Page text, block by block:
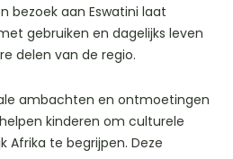
bezoek aan Eswatini laat
gebruiken en dagelijks leven
delen van de regio.
ambachten en ontmoetingen
kinderen om culturele
Afrika te begrijpen. Deze